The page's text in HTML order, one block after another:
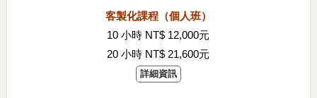
客製化課程（個人班）
10 小時 NT$ 12,000元
20 小時 NT$ 21,600元
詳細資訊